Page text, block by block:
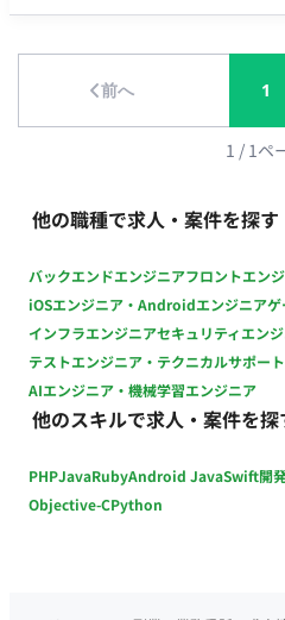
キル・ポジションにより応相談
前へ 1
1 / 1ペ
他の職種で求人・案件を探す
バックエンドエンジニアフロントエン
iOSエンジニア・Androidエンジニアゲ
インフラエンジニアセキュリティエン
テストエンジニア・テクニカルサポート
AIエンジニア・機械学習エンジニア
他のスキルで求人・案件を探
PHPJavaRubyAndroid JavaSwift開
Objective-CPython